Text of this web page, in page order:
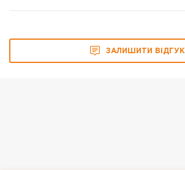
ЗАЛИШИТИ ВІДГУК